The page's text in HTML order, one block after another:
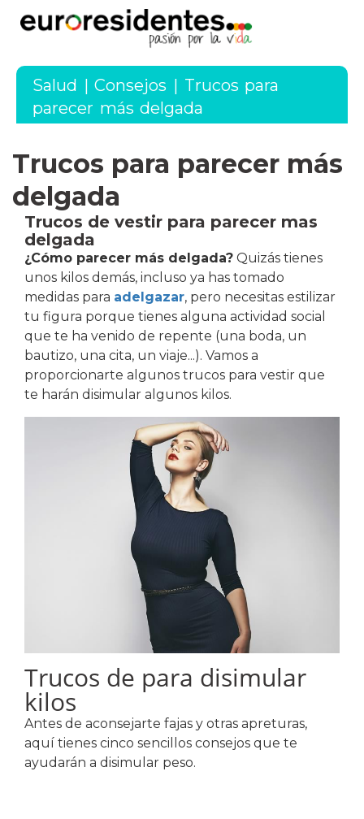
Salud |Consejos
Trucos para
parecer más delgada
Trucos para parecer más
delgada
Trucos de vestir para parecer mas
delgada
¿Cómo parecer más delgada? Quizás tienes
unos kilos demás, incluso ya has tomado
medidas para adelgazar, pero necesitas estilizar
tu figura porque tienes alguna actividad social
que te ha venido de repente (una boda, un
bautizo, una cita, un viaje...). Vamos a
proporcionarte algunos trucos para vestir que
te harán disimular algunos kilos.
Trucos de para disimular
kilos
Antes de aconsejarte fajas y otras apreturas,
aquí tienes cinco sencillos consejos que te
ayudarán a disimular peso.